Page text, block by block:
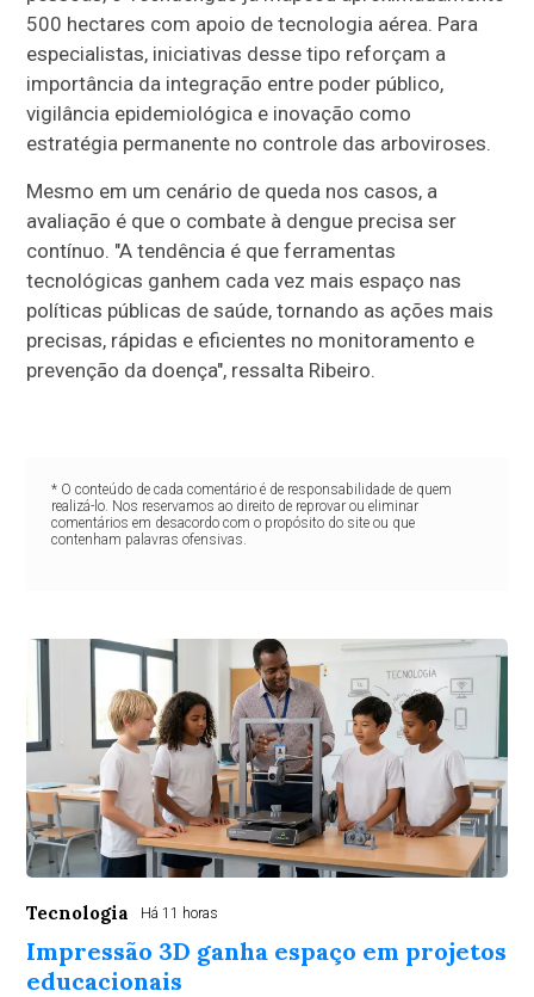
500 hectares com apoio de tecnologia aérea. Para
especialistas, iniciativas desse tipo reforçam a
importância da integração entre poder público,
vigilância epidemiológica e inovação como
estratégia permanente no controle das arboviroses.
Mesmo em um cenário de queda nos casos, a
avaliação é que o combate à dengue precisa ser
contínuo. "A tendência é que ferramentas
tecnológicas ganhem cada vez mais espaço nas
políticas públicas de saúde, tornando as ações mais
precisas, rápidas e eficientes no monitoramento e
prevenção da doença", ressalta Ribeiro.
* O conteúdo de cada comentário é de responsabilidade de quem
realizá-lo. Nos reservamos ao direito de reprovar ou eliminar
comentários em desacordo com o propósito do site ou que
contenham palavras ofensivas.
Tecnologia Há 11 horas
Impressão 3D ganha espaço em projetos
educacionais